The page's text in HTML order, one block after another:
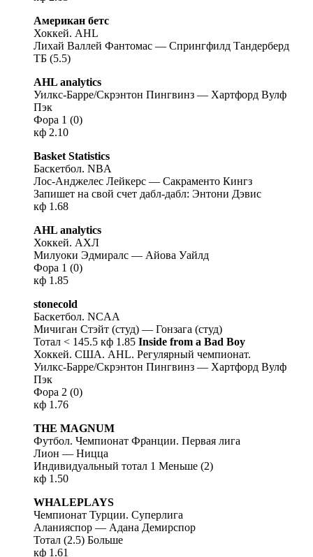
Американ бетс
Хоккей. AHL
Лихай Валлей Фантомас — Спрингфилд Тандерберд
ТБ (5.5)
AHL analytics
Уилкс-Барре/Скрэнтон Пингвинз — Хартфорд Вулф
Пэк
Фора 1 (0)
кф 2.10
Basket Statistics
Баскетбол. NBA
Лос-Анджелес Лейкерс — Сакраменто Кингз
Запишет на свой счет дабл-дабл: Энтони Дэвис
кф 1.68
AHL analytics
Хоккей. АХЛ
Милуоки Эдмиралс — Айова Уайлд
Фора 1 (0)
кф 1.85
stonecold
Баскетбол. NCAA
Мичиган Стэйт (студ) — Гонзага (студ)
Тотал < 145.5 кф 1.85 Inside from a Bad Boy
Хоккей. США. AHL. Регулярный чемпионат.
Уилкс-Барре/Скрэнтон Пингвинз — Хартфорд Вулф
Пэк
Фора 2 (0)
кф 1.76
THE MAGNUM
Футбол. Чемпионат Франции. Первая лига
Лион — Ницца
Индивидуальный тотал 1 Меньше (2)
кф 1.50
WHALEPLAYS
Чемпионат Турции. Суперлига
Аланияспор — Адана Демирспор
Тотал (2.5) Больше
кф 1.61